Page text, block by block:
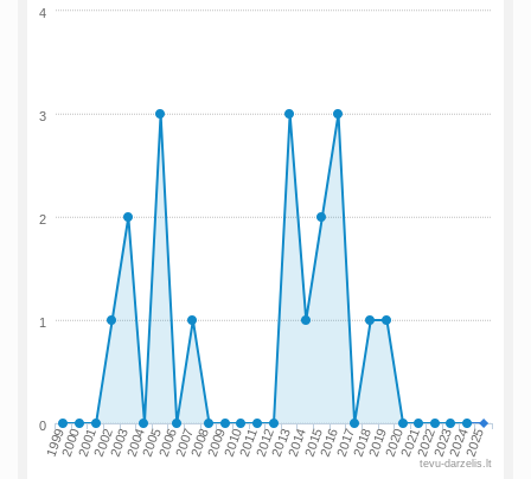
199920002001200220032004200520062007200820092010201120122013201420152016201720182019202020212022202320242025
0
1
2
3
4
tevu-darzelis.lt